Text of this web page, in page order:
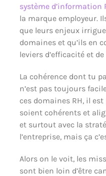
système d’information
la marque employeur.
que leurs enjeux
domaines et qu’ils en
leviers d’efficacité et
La cohérence dont tu
n’est pas toujours
ces domaines RH, il
soient cohérents et
et surtout avec la
l’entreprise, mais ça
Alors on le voit, les
sont bien loin d’être